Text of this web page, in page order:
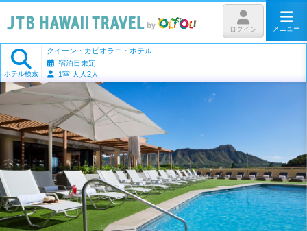
ホテル検索
クイーン・カピオラニ・ホテル
宿泊日未定
1室 大人2人
ログイン メニュー